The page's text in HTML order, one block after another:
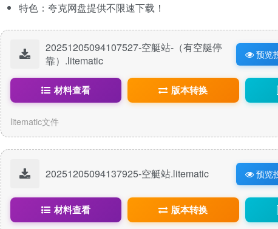
特色：夸克网盘提供不限速下载！
20251205094107527-空艇站-（有空艇停
靠）.litematic
预览
材料查看 版本转换
litematic文件
20251205094137925-空艇站.litematic 预览
材料查看 版本转换